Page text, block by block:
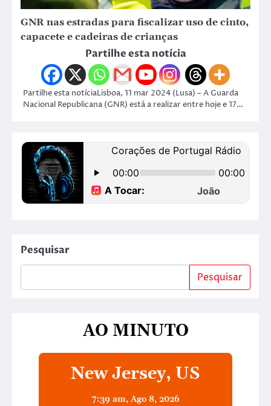
GNR nas estradas para fiscalizar uso de cinto,
capacete e cadeiras de crianças
Partilhe esta notícia
Partilhe esta notíciaLisboa, 11 mar 2024 (Lusa) – A Guarda
Nacional Republicana (GNR) está a realizar entre hoje e 17…
Pesquisar
Pesquisar
AO MINUTO
New Jersey, US
7:39 am, Ago 8, 2026